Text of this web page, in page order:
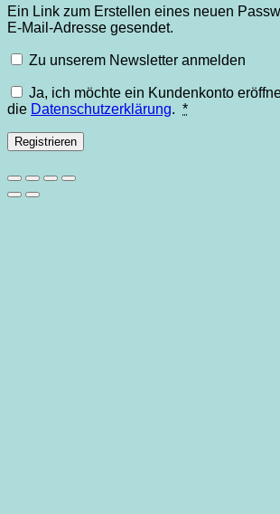
Ein Link zum Erstellen eines neuen
E-Mail-Adresse gesendet.
Zu unserem Newsletter anmelden
Ja, ich möchte ein Kundenkonto
die Datenschutzerklärung. *
Registrieren